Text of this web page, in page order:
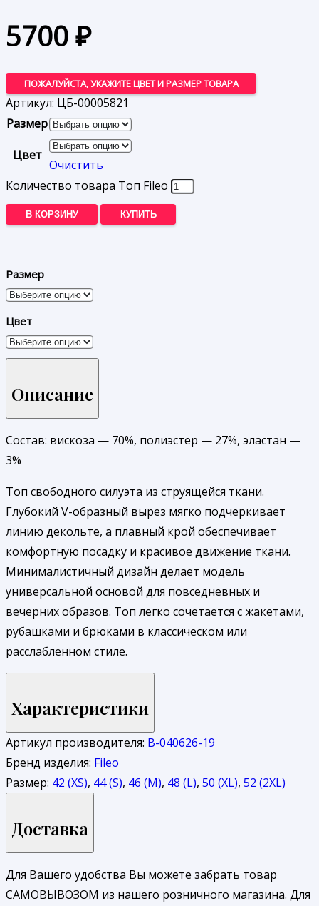
5700₽
ПОЖАЛУЙСТА, УКАЖИТЕ ЦВЕТ И РАЗМЕР ТОВАРА
Артикул: ЦБ-00005821
Размер
Цвет
Очистить
Количество товара Топ Fileo
В КОРЗИНУ КУПИТЬ
Размер
Цвет
Описание
Состав: вискоза — 70%, полиэстер — 27%, эластан —
3%
Топ свободного силуэта из струящейся ткани.
Глубокий V-образный вырез мягко подчеркивает
линию декольте, а плавный крой обеспечивает
комфортную посадку и красивое движение ткани.
Минималистичный дизайн делает модель
универсальной основой для повседневных и
вечерних образов. Топ легко сочетается с жакетами,
рубашками и брюками в классическом или
расслабленном стиле.
Характеристики
Артикул производителя: В-040626-19
Бренд изделия: Fileo
Размер: 42 (XS), 44 (S), 46 (M), 48 (L), 50 (XL), 52 (2XL)
Доставка
Для Вашего удобства Вы можете забрать товар
САМОВЫВОЗОМ из нашего розничного магазина. Для